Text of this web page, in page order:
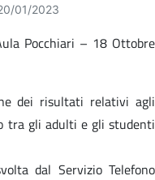
01/2023
Pocchiari – 18 Ottobre
dei risultati relativi agli
tra gli adulti e gli studenti
dal Servizio Telefono